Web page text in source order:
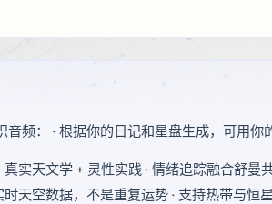
音频： · 根据你的日记和星盘生成，可用你
实天文学 + 灵性实践 · 情绪追踪融合舒曼
时天空数据，不是重复运势 · 支持热带与恒